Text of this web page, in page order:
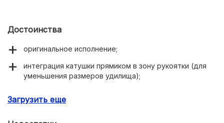
Достоинства
оригинальное исполнение;
интеграция катушки прямиком в зону рукоятки (для
уменьшения размеров удилища);
Загрузить еще